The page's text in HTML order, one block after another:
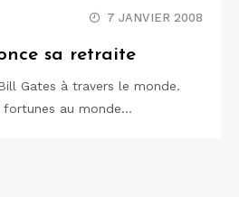
7 JANVIER 2008
sa retraite
Gates à travers le monde.
fortunes au monde…